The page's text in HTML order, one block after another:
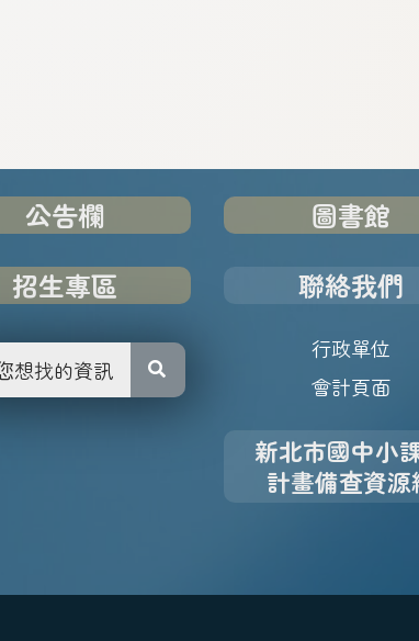
公告欄
招生專區
圖書館
聯絡我們
行政單位
會計頁面
新北市國中小
計畫備查資源